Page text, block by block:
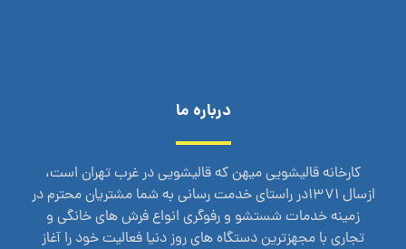
درباره ما
کارخانه قالیشویی میهن که قالیشویی در غرب تهران است،
ازسال 1371در راستای خدمت رسانی به شما مشتریان محترم در
زمینه خدمات شستشو و رفوگری انواع فرش های خانگی و
تجاری با مجهزترین دستگاه های روز دنیا فعالیت خود را آغاز